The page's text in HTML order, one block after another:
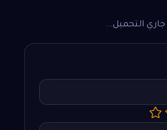
جاري التحميل...